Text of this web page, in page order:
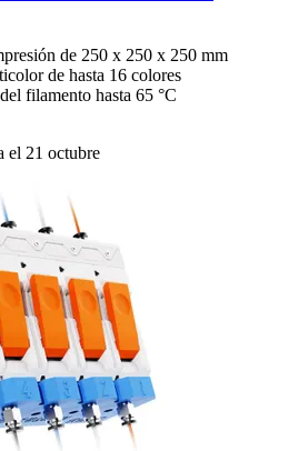
de 250 x 250 x 250 mm
de hasta 16 colores
filamento hasta 65 °C
el 21 octubre